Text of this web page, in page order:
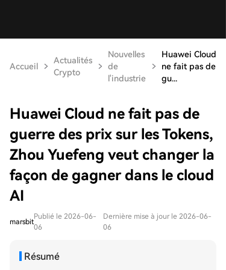
Accueil
Actualités
Crypto
Nouvelles
de
l'industrie
Huawei Cloud
ne fait pas de
gu...
Huawei Cloud ne fait pas de
guerre des prix sur les Tokens,
Zhou Yuefeng veut changer la
façon de gagner dans le cloud
AI
marsbit
Publié le 2026-06-
06
Dernière mise à jour le 2026-06-
06
Résumé